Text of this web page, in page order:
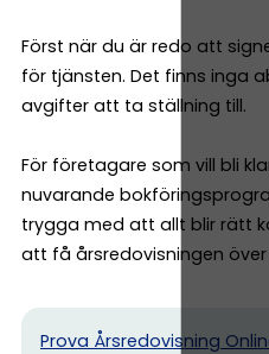
Först när du är redo att
för tjänsten. Det finns inga
avgifter att ta ställning till.
För företagare som vill bli
nuvarande
trygga med att allt blir rätt
att få årsredovisningen
Prova Årsredovisning